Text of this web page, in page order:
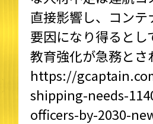
直接影響し、コン
要因になり得るとし
教育強化が急務とさ
https://
shipping-needs-
officers-by-2030-